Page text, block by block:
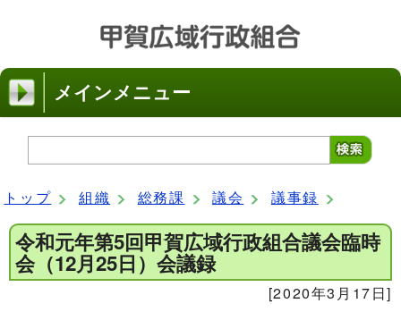
メインメニュー
トップ 組織 総務課 議会 議事録
令和元年第5回甲賀広域行政組合議会臨時
会（12月25日）会議録
[2020年3月17日]